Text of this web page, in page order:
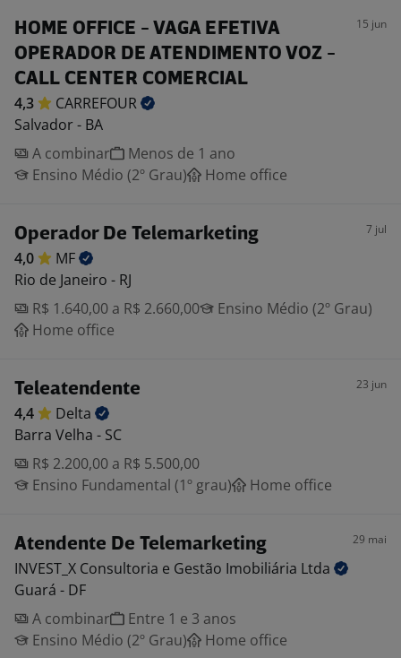
HOME OFFICE - VAGA EFETIVA
OPERADOR DE ATENDIMENTO VOZ -
CALL CENTER COMERCIAL
15 jun
4,3
CARREFOUR
Salvador - BA
A combinar
Menos de 1 ano
Ensino Médio (2º Grau)
Home office
Operador De Telemarketing 7 jul
4,0
MF
Rio de Janeiro - RJ
R$ 1.640,00 a R$ 2.660,00
Ensino Médio (2º Grau)
Home office
Teleatendente 23 jun
4,4
Delta
Barra Velha - SC
R$ 2.200,00 a R$ 5.500,00
Ensino Fundamental (1º grau)
Home office
Atendente De Telemarketing 29 mai
INVEST_X Consultoria e Gestão Imobiliária Ltda
Guará - DF
A combinar
Entre 1 e 3 anos
Ensino Médio (2º Grau)
Home office